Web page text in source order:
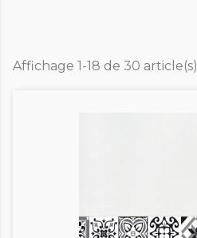
Affichage 1-18 de 30 article(s)